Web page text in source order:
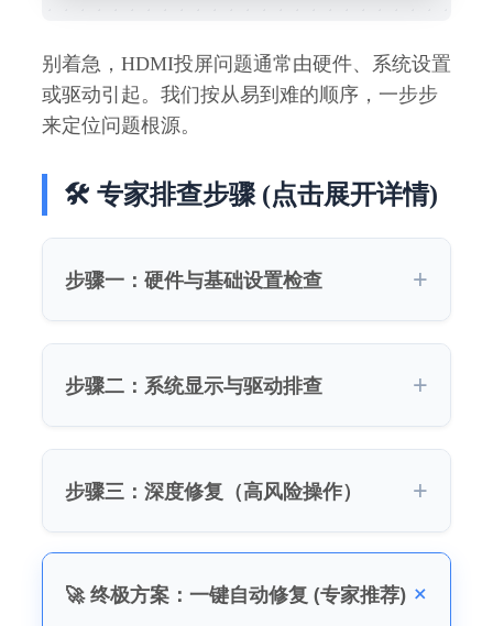
别着急，HDMI投屏问题通常由硬件、系统设置
或驱动引起。我们按从易到难的顺序，一步步
来定位问题根源。
🛠️ 专家排查步骤 (点击展开详情)
步骤一：硬件与基础设置检查
步骤二：系统显示与驱动排查
步骤三：深度修复（高风险操作）
🚀 终极方案：一键自动修复 (专家推荐)